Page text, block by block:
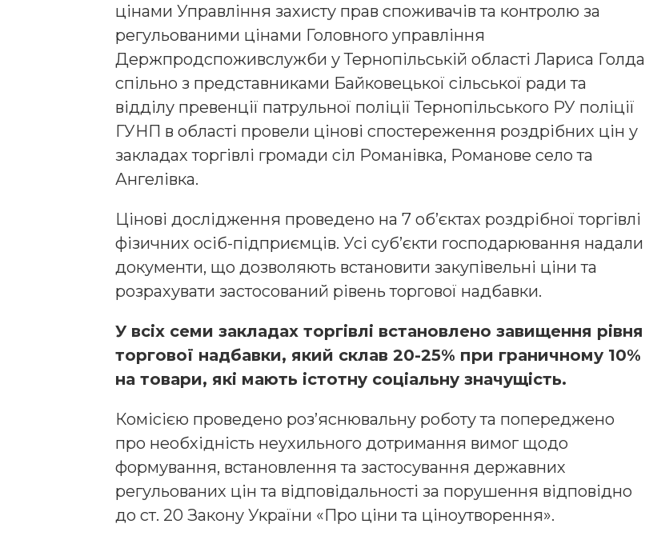
цінами Управління захисту прав споживачів та контролю за
регульованими цінами Головного управління
Держпродспоживслужби у Тернопільській області Лариса Голда
спільно з представниками Байковецької сільської ради та
відділу превенції патрульної поліції Тернопільського РУ поліції
ГУНП в області провели цінові спостереження роздрібних цін у
закладах торгівлі громади сіл Романівка, Романове село та
Ангелівка.
Цінові дослідження проведено на 7 об’єктах роздрібної торгівлі
фізичних осіб-підприємців. Усі суб’єкти господарювання надали
документи, що дозволяють встановити закупівельні ціни та
розрахувати застосований рівень торгової надбавки.
У всіх семи закладах торгівлі встановлено завищення рівня
торгової надбавки, який склав 20-25% при граничному 10%
на товари, які мають істотну соціальну значущість.
Комісією проведено роз’яснювальну роботу та попереджено
про необхідність неухильного дотримання вимог щодо
формування, встановлення та застосування державних
регульованих цін та відповідальності за порушення відповідно
до ст. 20 Закону України «Про ціни та ціноутворення».